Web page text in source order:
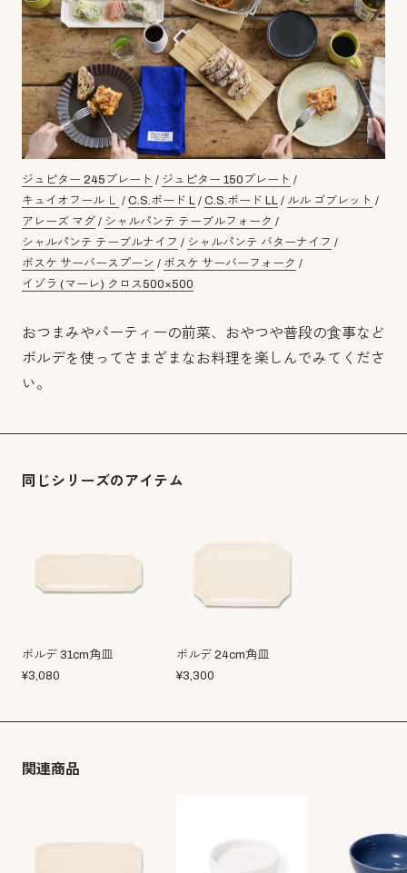
ジュピター 245プレート / ジュピター 150プレート /
キュイオフール Ｌ / C.S.ボード L / C.S.ボード LL / ルル ゴブレット /
アレーズ マグ / シャルパンテ テーブルフォーク /
シャルパンテ テーブルナイフ / シャルパンテ バターナイフ /
ボスケ サーバースプーン / ボスケ サーバーフォーク /
イゾラ (マーレ) クロス500×500
おつまみやパーティーの前菜、おやつや普段の食事など
ボルデを使ってさまざまなお料理を楽しんでみてくださ
い。
同じシリーズのアイテム
ボルデ 31cm角皿
¥3,080
ボルデ 24cm角皿
¥3,300
関連商品